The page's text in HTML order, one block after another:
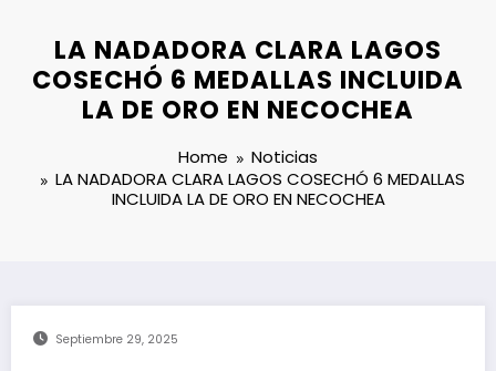
LA NADADORA CLARA LAGOS
COSECHÓ 6 MEDALLAS INCLUIDA
LA DE ORO EN NECOCHEA
Home
Noticias
LA NADADORA CLARA LAGOS COSECHÓ 6 MEDALLAS
INCLUIDA LA DE ORO EN NECOCHEA
Septiembre 29, 2025